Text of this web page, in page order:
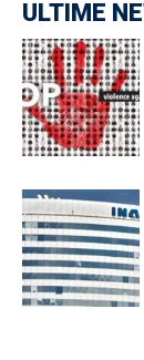
ULTIME